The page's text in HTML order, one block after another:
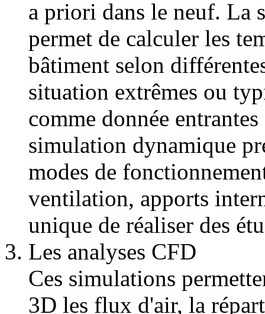
a priori dans le neuf. La
permet de calculer les
bâtiment selon
situation extrêmes ou
comme donnée
simulation dynamique
modes de
ventilation, apports
unique de réaliser des
Les analyses CFD
Ces simulations
3D les flux d'air, la